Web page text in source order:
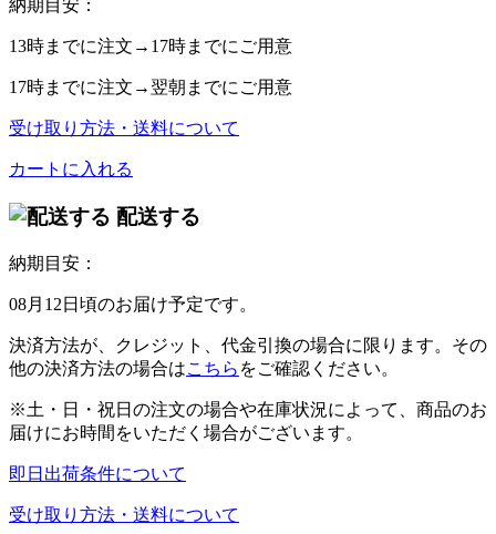
納期目安：
13時までに注文→ 17時までにご用意
17時までに注文→ 翌朝 までにご用意
受け取り方法・送料について
カートに入れる
配送する
納期目安：
08月12日頃のお届け予定です。
決済方法が、クレジット、代金引換の場合に限ります。その
他の決済方法の場合はこちら をご確認ください。
※土・日・祝日の注文の場合や在庫状況によって、商品のお
届けにお時間をいただく場合がございます。
即日出荷条件について
受け取り方法・送料について